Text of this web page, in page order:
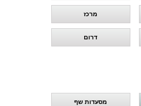
מרכז
דרום
מסעדות שף